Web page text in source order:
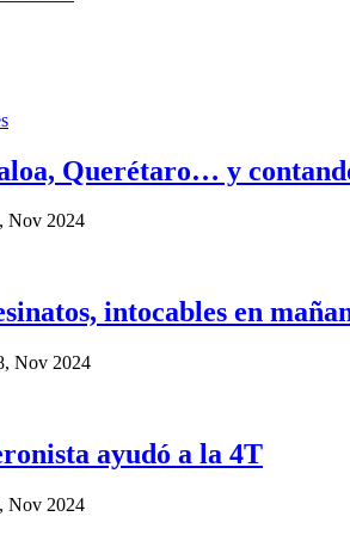
Querétaro… y
Nov 2024
intocables en
Nov 2024
ayudó a la 4T
Nov 2024